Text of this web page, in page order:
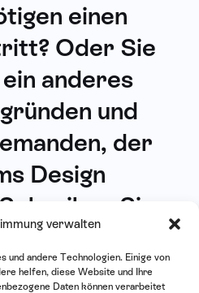
verwalten
und andere Technologien. Einige von
helfen, diese Website und Ihre
Daten können verarbeitet
einen
Oder Sie
anderes
und
der
Design
Sie
.